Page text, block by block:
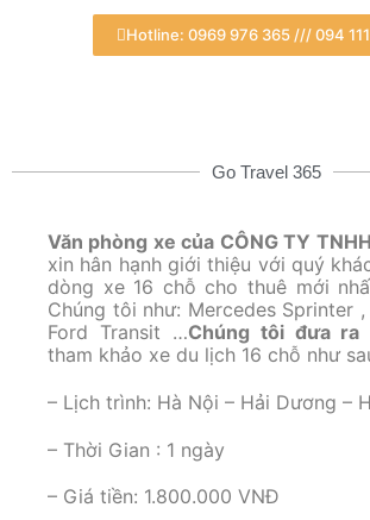
Hotline: 0969 976 365 /// 094
Go Travel 365
Văn phòng xe của CÔNG TY
xin hân hạnh giới thiệu với quý
dòng xe 16 chỗ cho thuê mới
Chúng tôi như: Mercedes Sprinter
Ford Transit …Chúng tôi đưa ra
tham khảo xe du lịch 16 chỗ như
– Lịch trình: Hà Nội – Hải Dương –
– Thời Gian : 1 ngày
– Giá tiền: 1.800.000 VNĐ